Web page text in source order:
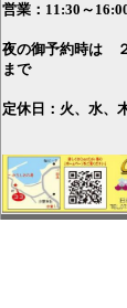
営業：11:30～
夜の御予約時は
まで
定休日：火、水、